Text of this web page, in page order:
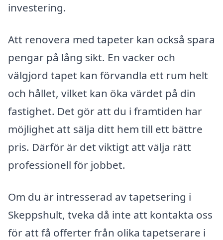
investering.
Att renovera med tapeter kan också spara
pengar på lång sikt. En vacker och
välgjord tapet kan förvandla ett rum helt
och hållet, vilket kan öka värdet på din
fastighet. Det gör att du i framtiden har
möjlighet att sälja ditt hem till ett bättre
pris. Därför är det viktigt att välja rätt
professionell för jobbet.
Om du är intresserad av tapetsering i
Skeppshult, tveka då inte att kontakta oss
för att få offerter från olika tapetserare i